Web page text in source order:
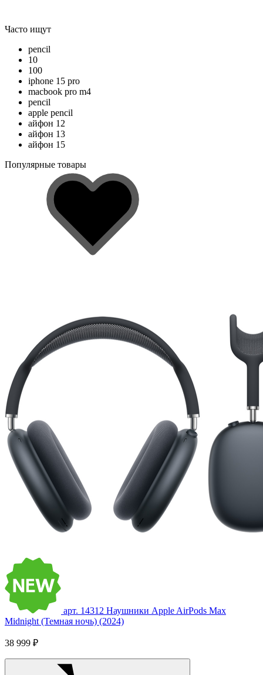
Часто ищут
pencil
10
100
iphone 15 pro
macbook pro m4
pencil
apple pencil
айфон 12
айфон 13
айфон 15
Популярные товары
арт. 14312 Наушники Apple AirPods Max
Midnight (Темная ночь) (2024)
38 999 ₽